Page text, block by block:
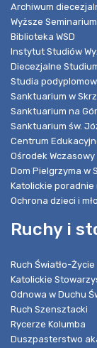
Archiwum
Wyższe
Biblioteka WSD
Instytut Studiów
Diecezjalne
Studia
Sanktuarium w
Sanktuarium na
Sanktuarium św.
Centrum
Ośrodek
Dom Pielgrzyma w
Katolickie poradnie
Ochrona dzieci i
Ruchy i
Ruch Światło-Życie
Katolickie
Odnowa w Duchu
Ruch Szensztacki
Rycerze Kolumba
Duszpasterstwo